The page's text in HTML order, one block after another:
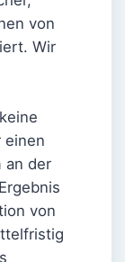
von
Wir
einen
an der
von